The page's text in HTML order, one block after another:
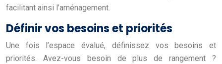
facilitant ainsi l’aménagement.
Définir vos besoins et priorités
Une fois l’espace évalué, définissez vos besoins et
priorités. Avez-vous besoin de plus de rangement ?